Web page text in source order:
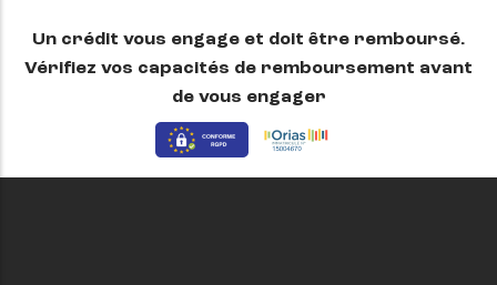
Un crédit vous engage et doit être remboursé.
Vérifiez vos capacités de remboursement avant
de vous engager